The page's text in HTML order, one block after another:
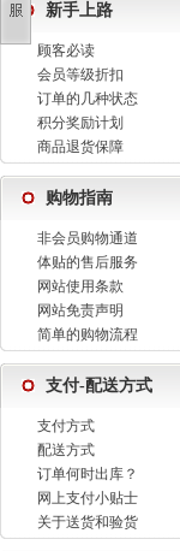
新手上路
顾客必读
会员等级折扣
订单的几种状态
积分奖励计划
商品退货保障
购物指南
非会员购物通道
体贴的售后服务
网站使用条款
网站免责声明
简单的购物流程
支付-配送方式
支付方式
配送方式
订单何时出库？
网上支付小贴士
关于送货和验货